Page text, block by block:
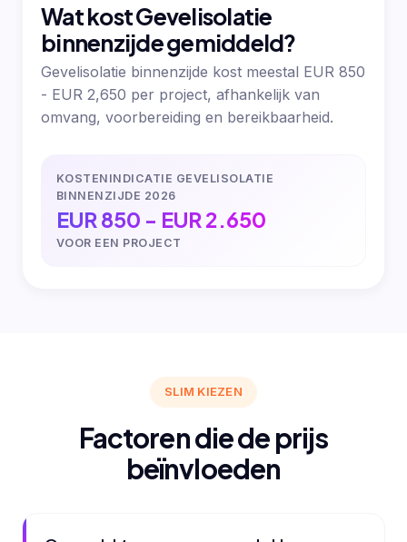
Wat kost Gevelisolatie
binnenzijde gemiddeld?
Gevelisolatie binnenzijde kost meestal EUR 850
- EUR 2,650 per project, afhankelijk van
omvang, voorbereiding en bereikbaarheid.
KOSTENINDICATIE GEVELISOLATIE
BINNENZIJDE 2026
EUR 850 - EUR 2.650
VOOR EEN PROJECT
SLIM KIEZEN
Factoren die de prijs
beïnvloeden